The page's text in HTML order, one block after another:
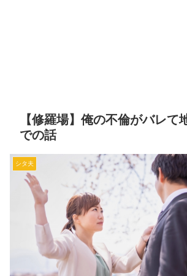
【修羅場】俺の不倫がバレて
での話
シタ夫